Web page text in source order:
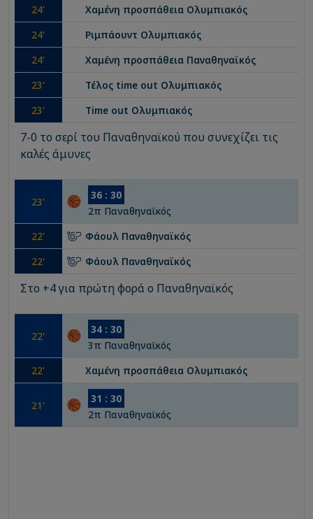
24' Χαμένη προσπάθεια Ολυμπιακός
24' Ριμπάουντ Ολυμπιακός
24' Χαμένη προσπάθεια Παναθηναϊκός
23' Τέλος time out Ολυμπιακός
23' Time out Ολυμπιακός
7-0 το σερί του Παναθηναϊκού που συνεχίζει τις
καλές άμυνες
23' 36 :30
2π Παναθηναϊκός
22' Φάουλ Παναθηναϊκός
22' Φάουλ Παναθηναϊκός
Στο +4 για πρώτη φορά ο Παναθηναϊκός
22' 34 :30
3π Παναθηναϊκός
22' Χαμένη προσπάθεια Ολυμπιακός
21 ' 31 :30
2π Παναθηναϊκός